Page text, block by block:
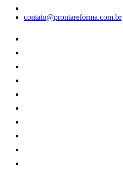
contato@prontareforma.com.br